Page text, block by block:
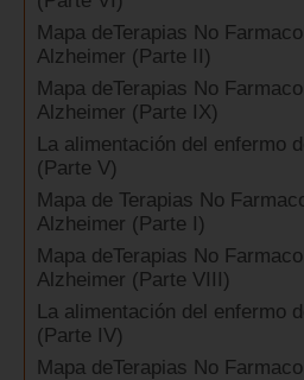
Mapa deTerapias No
Alzheimer (Parte II)
Mapa deTerapias No
Alzheimer (Parte IX)
La alimentación del enfermo
(Parte V)
Mapa de Terapias No
Alzheimer (Parte I)
Mapa deTerapias No
Alzheimer (Parte VIII)
La alimentación del enfermo
(Parte IV)
Mapa deTerapias No